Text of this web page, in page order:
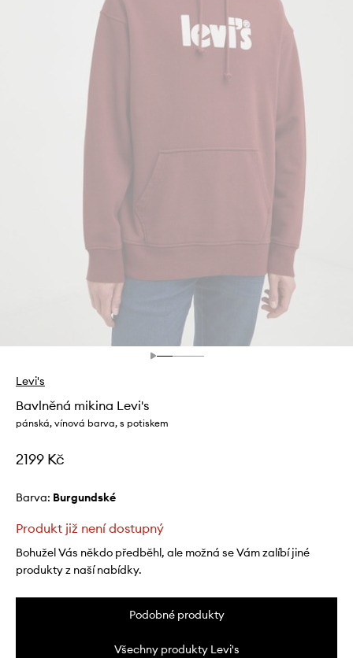
Levi's
Bavlněná mikina Levi's
pánská, vínová barva, s potiskem
2199 Kč
Barva: burgundské
Produkt již není dostupný
Bohužel Vás někdo předběhl, ale možná se Vám zalíbí jiné
produkty z naší nabídky.
Podobné produkty
Všechny produkty Levi's